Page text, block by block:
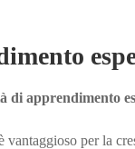
di apprendimento
vantaggioso per la